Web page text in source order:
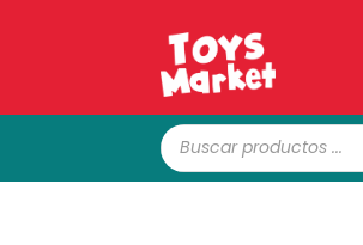
Búsqueda
de
productos